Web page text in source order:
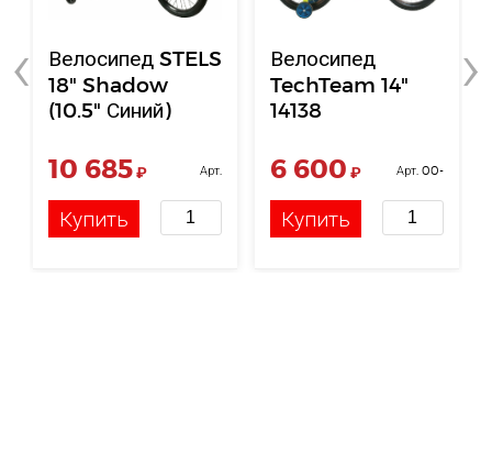
Велосипед STELS
18" Shadow
(10.5" Синий)
10 685₽
Арт.
Купить
Велосипед
TechTeam 14"
14138
6 600 ₽
Арт. 00-
Купить
‹ ›